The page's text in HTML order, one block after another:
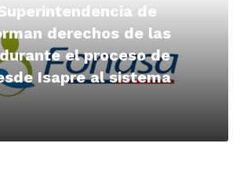
de
derechos de las
el proceso de
Isapre al sistema